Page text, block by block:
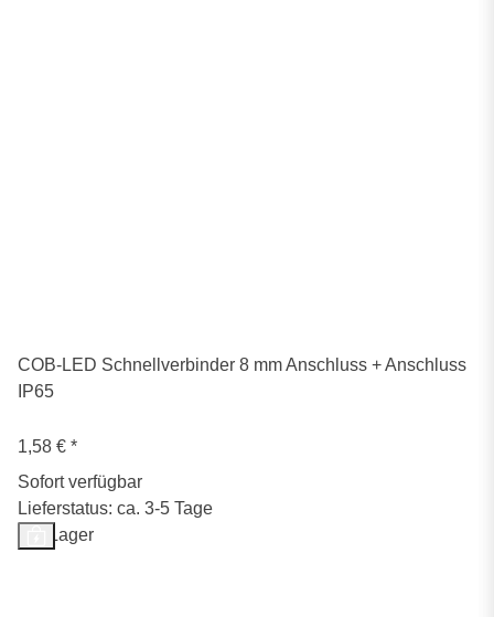
COB-LED Schnellverbinder 8 mm Anschluss + Anschluss
IP65
1,58 € *
Sofort verfügbar
Lieferstatus: ca. 3-5 Tage
Auf Lager